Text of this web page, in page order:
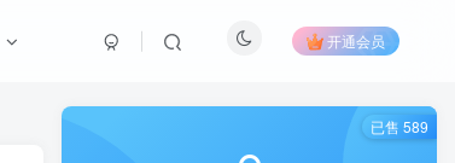
开通会员
已售 589